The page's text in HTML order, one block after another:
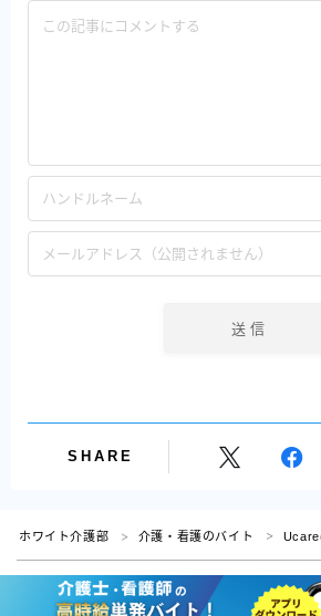
Follow Me
SHARE
ホワイト介護部 ＞ 介護・看護のバイト ＞
利用規約 プライバシーポリシー・免責事
『ホワイト介護部』運営者情報(